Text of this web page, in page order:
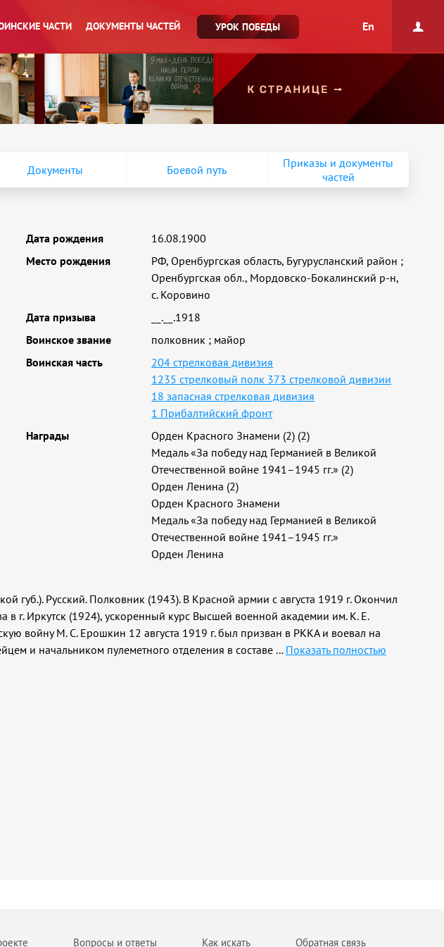
ЧАСТИ ДОКУМЕНТЫ ЧАСТЕЙ УРОК ПОБЕДЫ En
Документы Боевой путь
Приказы и документы
частей
Дата рождения
16.08.1900
Место рождения
РФ, Оренбургская область, Бугурусланский район ;
Оренбургская обл., Мордовско-Бокалинский р-н,
с. Коровино
Дата призыва
__.__.1918
Воинское звание
полковник ; майор
Воинская часть
204 стрелковая дивизия
1235 стрелковый полк 373 стрелковой дивизии
18 запасная стрелковая дивизия
1 Прибалтийский фронт
Награды
Орден Красного Знамени (2) (2)
Медаль «За победу над Германией в Великой
Отечественной войне 1941–1945 гг.» (2)
Орден Ленина (2)
Орден Красного Знамени
Медаль «За победу над Германией в Великой
Отечественной войне 1941–1945 гг.»
Орден Ленина
губ.). Русский. Полковник (1943). В Красной армии с августа 1919 г. Окончил
в г. Иркутск (1924), ускоренный курс Высшей военной академии им. К. Е.
войну М. С. Ерошкин 12 августа 1919 г. был призван в РККА и воевал на
и начальником пулеметного отделения в составе ... Показать полностью
Вопросы и ответы Как искать Обратная связь